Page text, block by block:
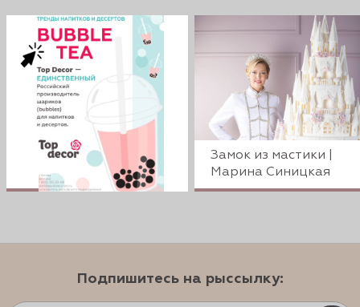
Замок из мастики |
Марина Синицкая
Подпишитесь на рыссылку: